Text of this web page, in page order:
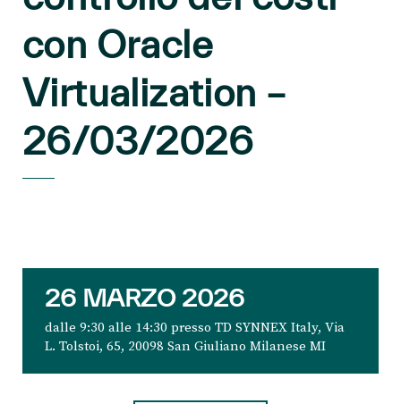
con Oracle
Virtualization –
26/03/2026
26 MARZO 2026
dalle 9:30 alle 14:30 presso TD SYNNEX Italy, Via
L. Tolstoi, 65, 20098 San Giuliano Milanese MI